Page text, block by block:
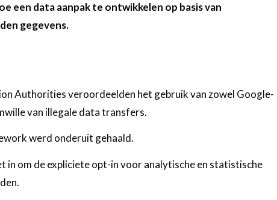
een data aanpak te ontwikkelen op basis van
gegevens.
Authorities veroordeelden het gebruik van zowel Google-
van illegale data transfers.
werd onderuit gehaald.
in om de expliciete opt-in voor analytische en statistische